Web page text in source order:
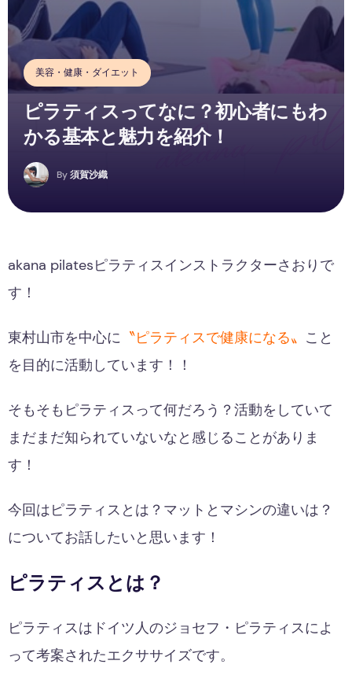
美容・健康・ダイエット
ピラティスってなに？初心者にもわ
かる基本と魅力を紹介！
By須賀沙織
akana pilatesピラティスインストラクターさおりで
す！
東村山市を中心に 〝ピラティスで健康になる〟 こと
を目的に活動しています！！
そもそもピラティスって何だろう？活動をしていて
まだまだ知られていないなと感じることがありま
す！
今回はピラティスとは？マットとマシンの違いは？
についてお話したいと思います！
ピラティスとは？
ピラティスはドイツ人のジョセフ・ピラティスによ
って考案されたエクササイズです。